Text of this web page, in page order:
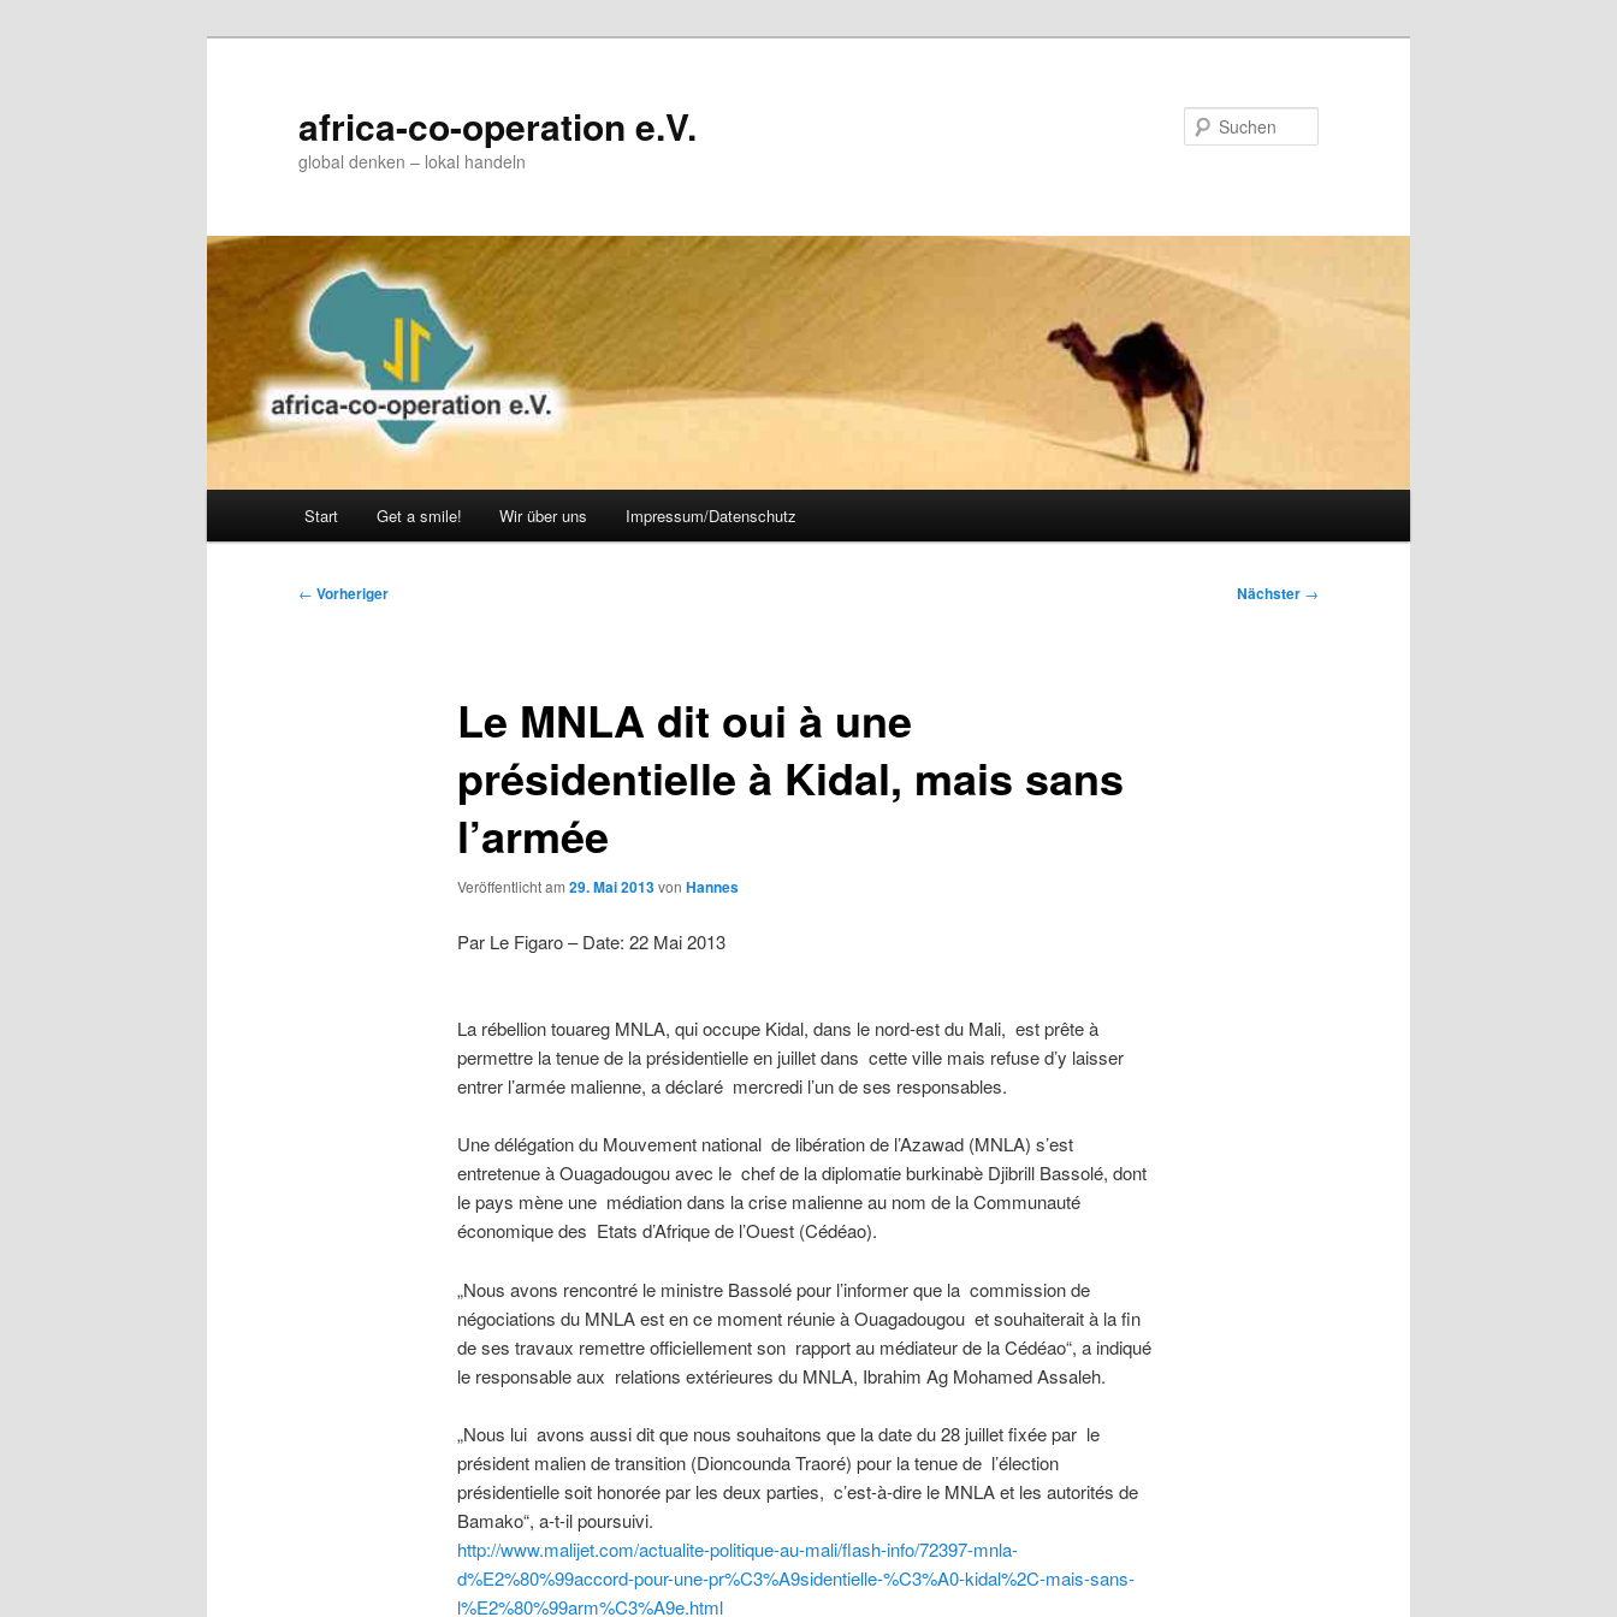
africa-co-operation e.V.
global denken – lokal handeln
Start Get a smile! Wir über uns Impressum/Datenschutz
Beitragsnavigation
← Vorheriger Nächster →
Le MNLA dit oui à une
présidentielle à Kidal, mais sans
l’armée
Veröffentlicht am 29. Mai 2013von Hannes
Par Le Figaro – Date: 22 Mai 2013
La rébellion touareg MNLA, qui occupe Kidal, dans le nord-est du Mali, est prête à
permettre la tenue de la présidentielle en juillet dans cette ville mais refuse d’y laisser
entrer l’armée malienne, a déclaré mercredi l’un de ses responsables.
Une délégation du Mouvement national de libération de l’Azawad (MNLA) s’est
entretenue à Ouagadougou avec le chef de la diplomatie burkinabè Djibrill Bassolé, dont
le pays mène une médiation dans la crise malienne au nom de la Communauté
économique des Etats d’Afrique de l’Ouest (Cédéao).
„Nous avons rencontré le ministre Bassolé pour l’informer que la commission de
négociations du MNLA est en ce moment réunie à Ouagadougou et souhaiterait à la fin
de ses travaux remettre officiellement son rapport au médiateur de la Cédéao“, a indiqué
le responsable aux relations extérieures du MNLA, Ibrahim Ag Mohamed Assaleh.
„Nous lui avons aussi dit que nous souhaitons que la date du 28 juillet fixée par le
président malien de transition (Dioncounda Traoré) pour la tenue de l’élection
présidentielle soit honorée par les deux parties, c’est-à-dire le MNLA et les autorités de
Bamako“, a-t-il poursuivi.
http://www.malijet.com/actualite-politique-au-mali/flash-info/72397-mnla-
d%E2%80%99accord-pour-une-pr%C3%A9sidentielle-%C3%A0-kidal%2C-mais-sans-
l%E2%80%99arm%C3%A9e.html